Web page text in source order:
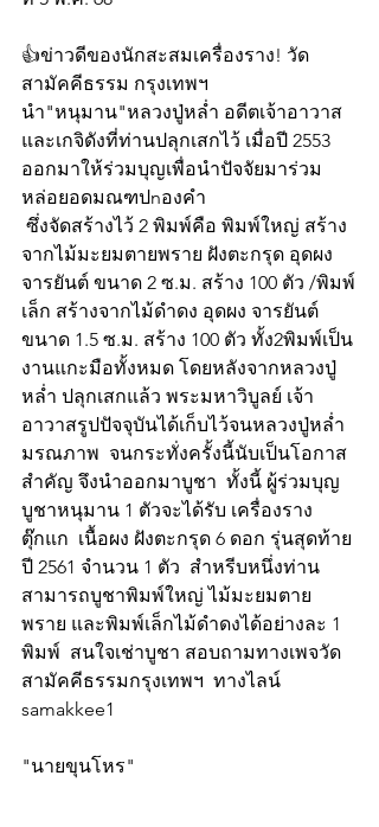
👍ข่าวดีของนักสะสมเครื่องราง! วัด
สามัคคีธรรม กรุงเทพฯ
นำ"หนุมาน"หลวงปู่หล่ำ อดีตเจ้าอาวาส
และเกจิดังที่ท่านปลุกเสกไว้ เมื่อปี 2553
ออกมาให้ร่วมบุญเพื่อนำปัจจัยมาร่วม
หล่อยอดมณฑปnองคำ
จากไม้มะยมตายพราย ฝังตะกรุด อุดผง
จารยันต์ ขนาด 2 ซ.ม. สร้าง 100 ตัว /พิมพ์
เล็ก สร้างจากไม้ดำดง อุดผง จารยันต์
ขนาด 1.5 ซ.ม. สร้าง 100 ตัว ทั้ง2พิมพ์เป็น
งานแกะมือทั้งหมด โดยหลังจากหลวงปู่
หล่ำ ปลุกเสกแล้ว พระมหาวิบูลย์ เจ้า
อาวาสรูปปัจจุบันได้เก็บไว้จนหลวงปู่หล่ำ
มรณภาพ  จนกระทั่งครั้งนี้นับเป็นโอกาส
สำคัญ จึงนำออกมาบูชา  ทั้งนี้ ผู้ร่วมบุญ
บูชาหนุมาน 1 ตัวจะได้รับ เครื่องราง
ตุ๊กแก  เนื้อผง ฝังตะกรุด 6 ดอก รุ่นสุดท้าย
ปี 2561 จำนวน 1 ตัว  สำหรีบหนึ่งท่าน
สามารถบูชาพิมพ์ใหญ่ ไม้มะยมตาย
พราย และพิมพ์เล็กไม้ดำดงได้อย่างละ 1
พิมพ์  สนใจเช่าบูชา สอบถามทางเพจวัด
สามัคคีธรรมกรุงเทพฯ  ทางไลน์
samakkee1
"นายขุนโหร"